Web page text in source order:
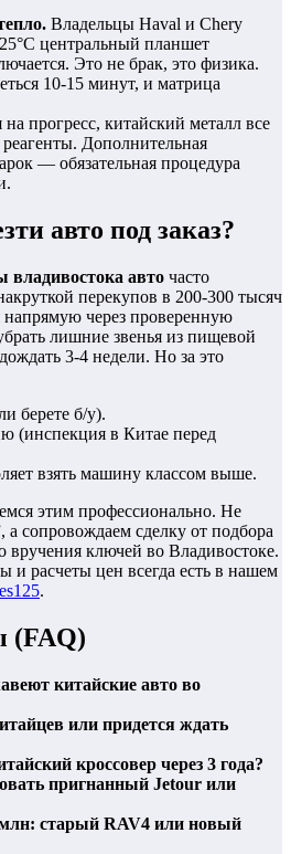
Владельцы Haval и Chery
центральный планшет
Это не брак, это физика.
10-15 минут, и матрица
прогресс, китайский металл все
Дополнительная
— обязательная процедура
авто под заказ?
владивостока авто часто
перекупов в 200-300 тысяч
напрямую через проверенную
лишние звенья из пищевой
3-4 недели. Но за это
берете б/у).
(инспекция в Китае перед
взять машину классом выше.
этим профессионально. Не
а сопровождаем сделку от подбора
вручения ключей во Владивостоке.
и расчеты цен всегда есть в нашем
.
(FAQ)
китайские авто во
или придется ждать
кроссовер через 3 года?
пригнанный Jetour или
старый RAV4 или новый